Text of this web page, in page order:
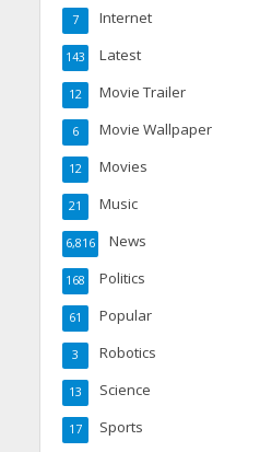
Internet
7
Latest
143
Movie Trailer
12
Movie Wallpaper
6
Movies
12
Music
21
News
6,816
Politics
168
Popular
61
Robotics
3
Science
13
Sports
17